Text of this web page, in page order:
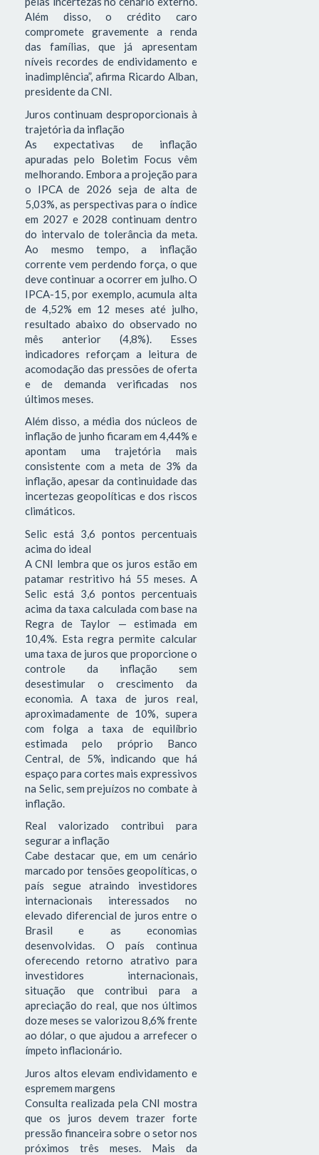
Além disso, o crédito caro
compromete gravemente a renda
das famílias, que já apresentam
níveis recordes de endividamento e
inadimplência”, afirma Ricardo Alban,
presidente da CNI.
Juros continuam desproporcionais à
trajetória da inflação
As expectativas de inflação
apuradas pelo Boletim Focus vêm
melhorando. Embora a projeção para
o IPCA de 2026 seja de alta de
5,03%, as perspectivas para o índice
em 2027 e 2028 continuam dentro
do intervalo de tolerância da meta.
Ao mesmo tempo, a inflação
corrente vem perdendo força, o que
deve continuar a ocorrer em julho. O
IPCA-15, por exemplo, acumula alta
de 4,52% em 12 meses até julho,
resultado abaixo do observado no
mês anterior (4,8%). Esses
indicadores reforçam a leitura de
acomodação das pressões de oferta
e de demanda verificadas nos
últimos meses.
Além disso, a média dos núcleos de
inflação de junho ficaram em 4,44% e
apontam uma trajetória mais
consistente com a meta de 3% da
inflação, apesar da continuidade das
incertezas geopolíticas e dos riscos
climáticos.
Selic está 3,6 pontos percentuais
acima do ideal
A CNI lembra que os juros estão em
patamar restritivo há 55 meses. A
Selic está 3,6 pontos percentuais
acima da taxa calculada com base na
Regra de Taylor — estimada em
10,4%. Esta regra permite calcular
uma taxa de juros que proporcione o
controle da inflação sem
desestimular o crescimento da
economia. A taxa de juros real,
aproximadamente de 10%, supera
com folga a taxa de equilíbrio
estimada pelo próprio Banco
Central, de 5%, indicando que há
espaço para cortes mais expressivos
na Selic, sem prejuízos no combate à
inflação.
Real valorizado contribui para
segurar a inflação
Cabe destacar que, em um cenário
marcado por tensões geopolíticas, o
país segue atraindo investidores
internacionais interessados no
elevado diferencial de juros entre o
Brasil e as economias
desenvolvidas. O país continua
oferecendo retorno atrativo para
investidores internacionais,
situação que contribui para a
apreciação do real, que nos últimos
doze meses se valorizou 8,6% frente
ao dólar, o que ajudou a arrefecer o
ímpeto inflacionário.
Juros altos elevam endividamento e
espremem margens
Consulta realizada pela CNI mostra
que os juros devem trazer forte
pressão financeira sobre o setor nos
próximos três meses. Mais da